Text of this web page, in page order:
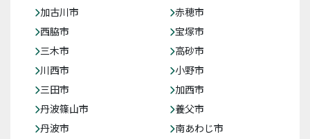
加古川市
赤穂市
西脇市
宝塚市
三木市
高砂市
川西市
小野市
三田市
加西市
丹波篠山市
養父市
丹波市
南あわじ市